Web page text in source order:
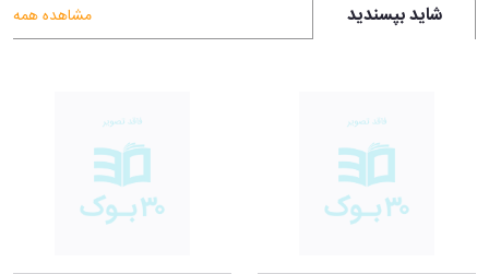
شاید بپسندید مشاهده همه